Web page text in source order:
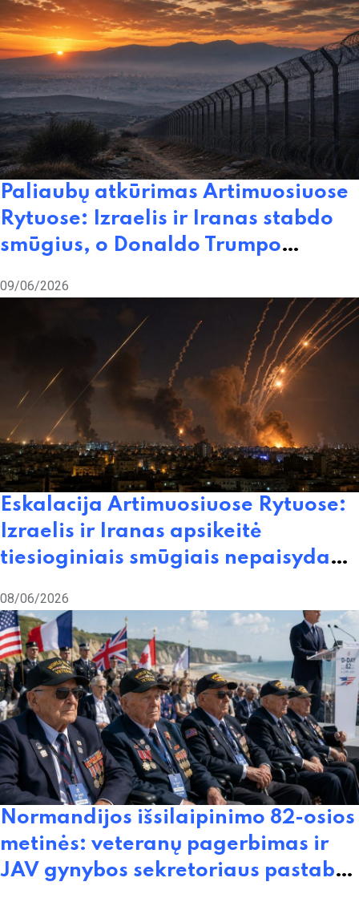
Paliaubų atkūrimas Artimuosiuose
Rytuose: Izraelis ir Iranas stabdo
smūgius, o Donaldo Trumpo
09/06/2026
Eskalacija Artimuosiuose Rytuose:
Izraelis ir Iranas apsikeitė
tiesioginiais smūgiais nepaisydami
08/06/2026
Normandijos išsilaipinimo 82-osios
metinės: veteranų pagerbimas ir
JAV gynybos sekretoriaus pastabos